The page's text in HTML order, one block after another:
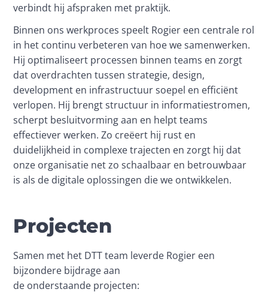
verbindt hij afspraken met praktijk.
Binnen ons werkproces speelt Rogier een centrale rol
in het continu verbeteren van hoe we samenwerken.
Hij optimaliseert processen binnen teams en zorgt
dat overdrachten tussen strategie, design,
development en infrastructuur soepel en efficiënt
verlopen. Hij brengt structuur in informatiestromen,
scherpt besluitvorming aan en helpt teams
effectiever werken. Zo creëert hij rust en
duidelijkheid in complexe trajecten en zorgt hij dat
onze organisatie net zo schaalbaar en betrouwbaar
is als de digitale oplossingen die we ontwikkelen.
Projecten
Samen met het DTT team leverde Rogier een
bijzondere bijdrage aan
de onderstaande projecten: